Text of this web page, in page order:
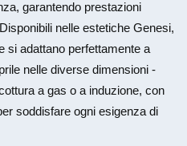
garantendo prestazioni
nelle estetiche Genesi,
si adattano perfettamente a
nelle diverse dimensioni -
a gas o a induzione, con
soddisfare ogni esigenza di